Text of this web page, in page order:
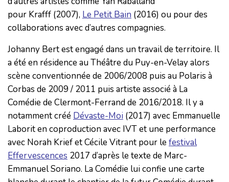
pour Krafff (2007), Le Petit Bain (2016) ou pour des
collaborations avec d’autres compagnies.
Johanny Bert est engagé dans un travail de territoire. Il
a été en résidence au Théâtre du Puy-en-Velay alors
scène conventionnée de 2006/2008 puis au Polaris à
Corbas de 2009 / 2011 puis artiste associé à La
Comédie de Clermont-Ferrand de 2016/2018. Il y a
notamment créé Dévaste-Moi (2017) avec Emmanuelle
Laborit en coproduction avec IVT et une performance
avec Norah Krief et Cécile Vitrant pour lefestival
Effervescences 2017 d’après le texte de Marc-
Emmanuel Soriano. La Comédie lui confie une carte